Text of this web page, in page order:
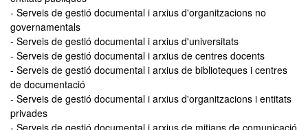
- Serveis de gestió documental i arxius d'organitzacions no
governamentals
- Serveis de gestió documental i arxius d'universitats
- Serveis de gestió documental i arxius de centres docents
- Serveis de gestió documental i arxius de biblioteques i centres
de documentació
- Serveis de gestió documental i arxius d'organitzacions i entitats
privades
- Serveis de gestió documental i arxius de mitjans de comunicació